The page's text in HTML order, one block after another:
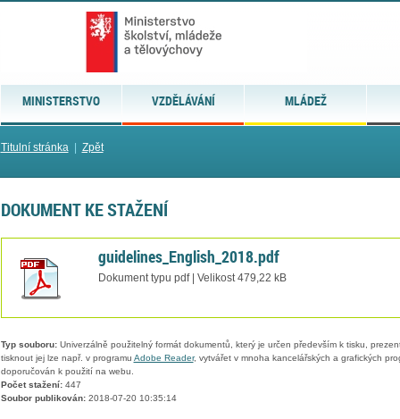
MINISTERSTVO VZDĚLÁVÁNÍ MLÁDEŽ
Titulní stránka| Zpět
DOKUMENT KE STAŽENÍ
guidelines_English_2018.pdf
Dokument typu pdf | Velikost 479,22 kB
Typ souboru:Univerzálně použitelný formát dokumentů, který je určen především k tisku,
tisknout jej lze např. v programu Adobe Reader, vytvářet v mnoha kancelářských a grafických
doporučován k použití na webu.
Počet stažení:447
Soubor publikován:2018-07-20 10:35:14